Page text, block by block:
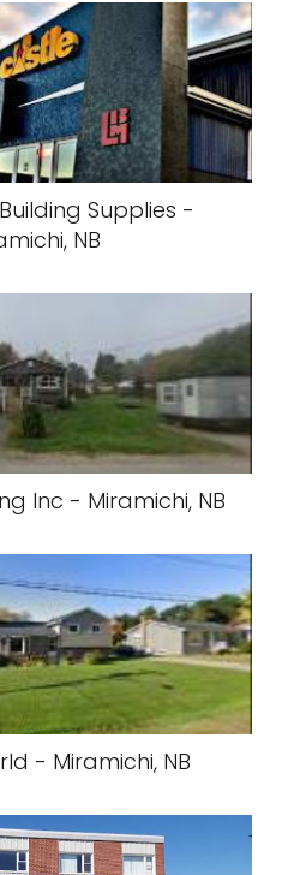
Supplies -
NB
Inc - Miramichi, NB
- Miramichi, NB